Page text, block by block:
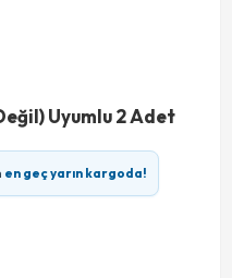
Uyumlu 2 Adet
en geç yarın kargoda!